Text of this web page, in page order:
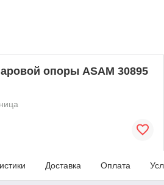
опоры ASAM 30895
Доставка Оплата